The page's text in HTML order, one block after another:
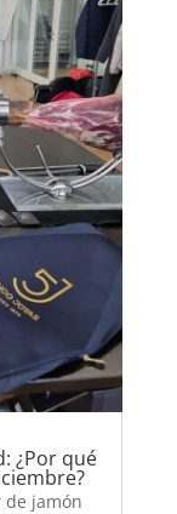
¿Por qué
de jamón